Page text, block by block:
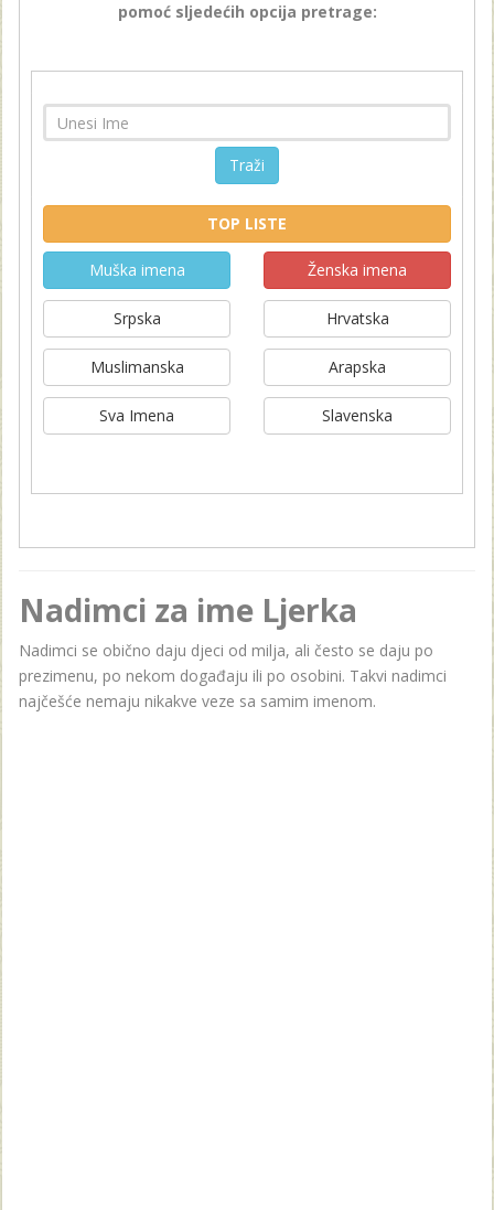
pomoć sljedećih opcija pretrage:
Traži
TOP LISTE
Muška imena Ženska imena
Srpska Hrvatska
Muslimanska Arapska
Sva Imena Slavenska
Nadimci za ime Ljerka
Nadimci se obično daju djeci od milja, ali često se daju po
prezimenu, po nekom događaju ili po osobini. Takvi nadimci
najčešće nemaju nikakve veze sa samim imenom.